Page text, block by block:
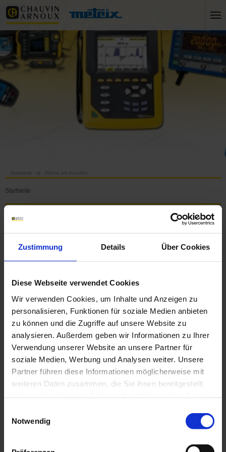
Zustimmung Details Über Cookies
Diese Webseite verwendet Cookies
Wir verwenden Cookies, um Inhalte und Anzeigen zu
personalisieren, Funktionen für soziale Medien anbieten
zu können und die Zugriffe auf unsere Website zu
analysieren. Außerdem geben wir Informationen zu Ihrer
Verwendung unserer Website an unsere Partner für
soziale Medien, Werbung und Analysen weiter. Unsere
Partner führen diese Informationen möglicherweise mit
weiteren Daten zusammen, die Sie ihnen bereitgestellt
Notwendig
Startseite Dienst am Kunden
Startseite
Dienst am Kunden
Von der Kundenbetreuung bis zur Einrichtung einer
kundenorientierten Qualitätspolitik.
als vorrangiges Ziel gesetzt. Sie bildet den Grund unseres Daseins
und ist Vorraussetzung für den Bestand unseres Unternehmens.
Nach mehr als 120 Jahren Unternehmensgeschichte behält Chauvin
Arnoux den hohen Qualitätsanspruch für seine Erzeugnisse und
Dienstleistungen bei, ebenso wie die Qualität der Beziehungen zu
jedem einzelnen Kunden und des Dialogs mit ihnen.